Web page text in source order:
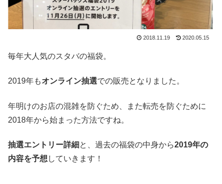
2018.11.19 2020.05.15
毎年大人気のスタバの福袋。
2019年もオンライン抽選での販売となりました。
年明けのお店の混雑を防ぐため、また転売を防ぐために
2018年から始まった方法ですね。
抽選エントリー詳細 と、過去の福袋の中身から2019年の
内容を予想 していきます！